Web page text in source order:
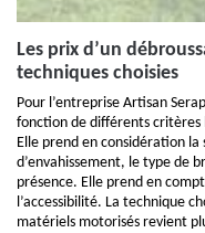
Les prix d’un
techniques choisies
Pour l’entreprise Artisan
fonction de différents critères
Elle prend en considération
d’envahissement, le type de
présence. Elle prend en
l’accessibilité. La technique
matériels motorisés revient